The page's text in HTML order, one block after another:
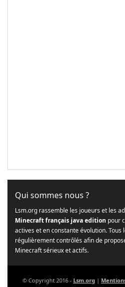
Qui sommes nous ?
Lsm.org rassemble les joueurs et les
Minecraft français java edition pour
actives et en constante évolution. Tous
régulièrement contrôlés afin de
Minecraft sérieux et actifs.
© Copyright 2016 - Lsm.org |